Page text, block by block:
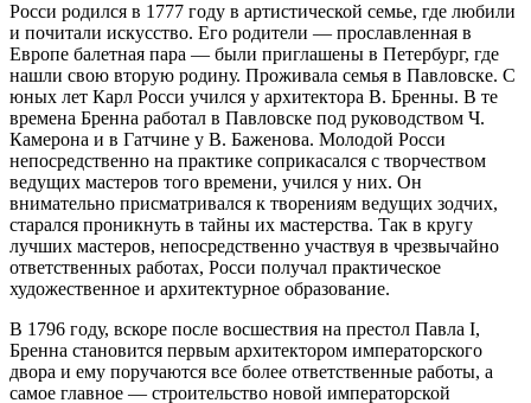
Росси родился в 1777 году в артистической семье, где любили
и почитали искусство. Его родители — прославленная в
Европе балетная пара — были приглашены в Петербург, где
нашли свою вторую родину. Проживала семья в Павловске. С
юных лет Карл Росси учился у архитектора В. Бренны. В те
времена Бренна работал в Павловске под руководством Ч.
Камерона и в Гатчине у В. Баженова. Молодой Росси
непосредственно на практике соприкасался с творчеством
ведущих мастеров того времени, учился у них. Он
внимательно присматривался к творениям ведущих зодчих,
старался проникнуть в тайны их мастерства. Так в кругу
лучших мастеров, непосредственно участвуя в чрезвычайно
ответственных работах, Росси получал практическое
художественное и архитектурное образование.
В 1796 году, вскоре после восшествия на престол Павла I,
Бренна становится первым архитектором императорского
двора и ему поручаются все более ответственные работы, а
самое главное — строительство новой императорской